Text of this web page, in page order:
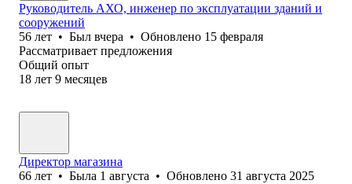
Руководитель АХО, инженер по эксплуатации зданий и
сооружений
56 лет • Был вчера • Обновлено 15 февраля
Рассматривает предложения
Общий опыт
18 лет 9 месяцев
Директор магазина
66 лет • Была 1 августа • Обновлено 31 августа 2025